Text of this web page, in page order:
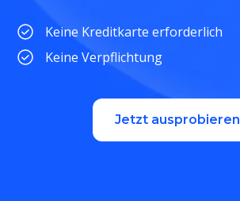
Keine Kreditkarte erforderlich
Keine Verpflichtung
Jetzt ausprobieren